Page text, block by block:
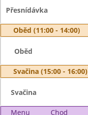
Přesnídávka
Oběd (11:00 - 14:00)
Oběd
Svačina (15:00 - 16:00)
Svačina
Menu Chod